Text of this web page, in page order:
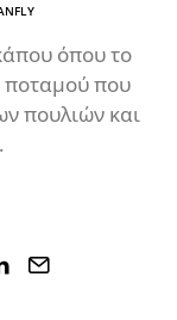
όπου το
ποταμού που
πουλιών και